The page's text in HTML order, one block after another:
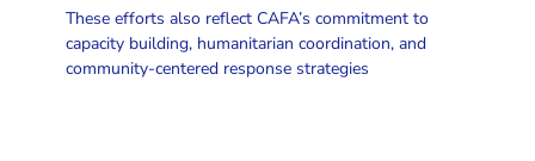
These efforts also reflect CAFA’s commitment to
capacity building, humanitarian coordination, and
community-centered response strategies